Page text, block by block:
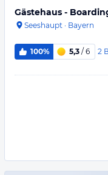
Gästehaus -
Seeshaupt · Bayern
100% 5,3 / 6 2